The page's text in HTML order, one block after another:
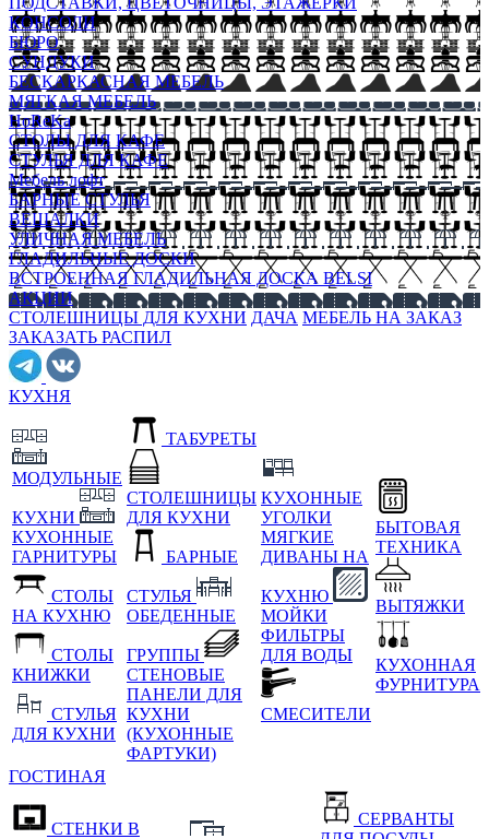
КОНСОЛИ
БЮРО
СУНДУКИ
БЕСКАРКАСНАЯ МЕБЕЛЬ
МЯГКАЯ МЕБЕЛЬ
HoReKa
СТОЛЫ ДЛЯ КАФЕ
СТУЛЬЯ ДЛЯ КАФЕ
Мебель лофт
БАРНЫЕ СТУЛЬЯ
ВЕШАЛКИ
УЛИЧНАЯ МЕБЕЛЬ
ГЛАДИЛЬНЫЕ ДОСКИ
ВСТРОЕННАЯ ГЛАДИЛЬНАЯ ДОСКА BELSI
АКЦИИ
СТОЛЕШНИЦЫ ДЛЯ КУХНИ ДАЧА МЕБЕЛЬ НА ЗАКАЗ
ЗАКАЗАТЬ РАСПИЛ
КУХНЯ
МОДУЛЬНЫЕ
КУХНИ
КУХОННЫЕ
ГАРНИТУРЫ
СТОЛЫ
НА КУХНЮ
СТОЛЫ
КНИЖКИ
СТУЛЬЯ
ДЛЯ КУХНИ
ТАБУРЕТЫ
СТОЛЕШНИЦЫ
ДЛЯ КУХНИ
БАРНЫЕ
СТУЛЬЯ
ОБЕДЕННЫЕ
ГРУППЫ
СТЕНОВЫЕ
ПАНЕЛИ ДЛЯ
КУХНИ
(КУХОННЫЕ
ФАРТУКИ)
КУХОННЫЕ
УГОЛКИ
МЯГКИЕ
ДИВАНЫ НА
КУХНЮ
МОЙКИ
ФИЛЬТРЫ
ДЛЯ ВОДЫ
СМЕСИТЕЛИ
БЫТОВАЯ
ТЕХНИКА
ВЫТЯЖКИ
КУХОННАЯ
ФУРНИТУРА
ГОСТИНАЯ
СТЕНКИ В
СЕРВАНТЫ